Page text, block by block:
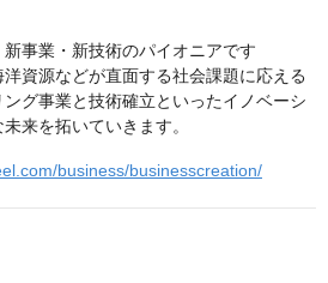
事業・新技術のパイオニアです
資源などが直面する社会課題に応える
グ事業と技術確立といったイノベーシ
来を拓いていきます。
business/businesscreation/